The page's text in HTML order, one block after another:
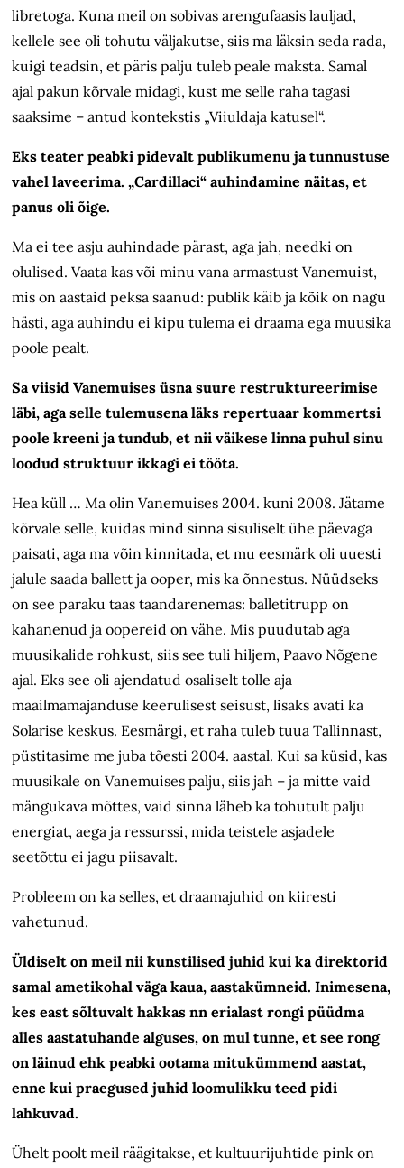
libretoga. Kuna meil on sobivas arengufaasis lauljad,
kellele see oli tohutu väljakutse, siis ma läksin seda rada,
kuigi teadsin, et päris palju tuleb peale maksta. Samal
ajal pakun kõrvale midagi, kust me selle raha tagasi
saaksime – antud kontekstis „Viiuldaja katusel“.
Eks teater peabki pidevalt publikumenu ja tunnustuse
vahel laveerima. „Cardillaci“ auhindamine näitas, et
panus oli õige.
Ma ei tee asju auhindade pärast, aga jah, needki on
olulised. Vaata kas või minu vana armastust Vanemuist,
mis on aastaid peksa saanud: publik käib ja kõik on nagu
hästi, aga auhindu ei kipu tulema ei draama ega muusika
poole pealt.
Sa viisid Vanemuises üsna suure re­struktureerimise
läbi, aga selle tulemusena läks repertuaar kommertsi
poole kreeni ja tundub, et nii väikese linna puhul sinu
loodud struktuur ikkagi ei tööta.
Hea küll … Ma olin Vanemuises 2004. kuni 2008. Jätame
kõrvale selle, kuidas mind sinna sisuliselt ühe päevaga
paisati, aga ma võin kinnitada, et mu eesmärk oli uuesti
jalule saada ballett ja ooper, mis ka õnnestus. Nüüdseks
on see paraku taas taandarenemas: balletitrupp on
kahanenud ja oopereid on vähe. Mis puudutab aga
muusikalide rohkust, siis see tuli hiljem, Paavo Nõgene
ajal. Eks see oli ajendatud osaliselt tolle aja
maailmamajanduse keerulisest seisust, lisaks avati ka
Solarise keskus. Eesmärgi, et raha tuleb tuua Tallinnast,
püstitasime me juba tõesti 2004. aastal. Kui sa küsid, kas
muusikale on Vanemuises palju, siis jah – ja mitte vaid
mängukava mõttes, vaid sinna läheb ka tohutult palju
energiat, aega ja ressurssi, mida teistele asjadele
seetõttu ei jagu piisavalt.
Probleem on ka selles, et draama­juhid on kiiresti
vahetunud.
Üldiselt on meil nii kunstilised juhid kui ka direktorid
samal ametikohal väga kaua, aastakümneid. Inimesena,
kes east sõltuvalt hakkas nn erialast rongi püüdma
alles aastatuhande alguses, on mul tunne, et see rong
on läinud ehk peabki ootama mitukümmend aastat,
enne kui praegused juhid loomulikku teed pidi
lahkuvad.
Ühelt poolt meil räägitakse, et kultuurijuhtide pink on